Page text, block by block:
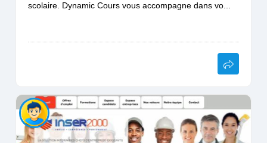
scolaire. Dynamic Cours vous accompagne dans vo...